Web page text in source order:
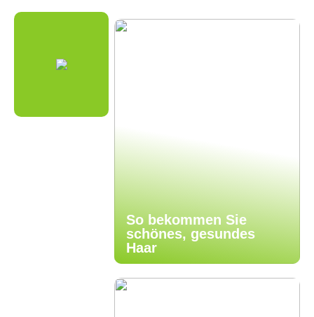
So bekommen Sie
schönes, gesundes
Haar